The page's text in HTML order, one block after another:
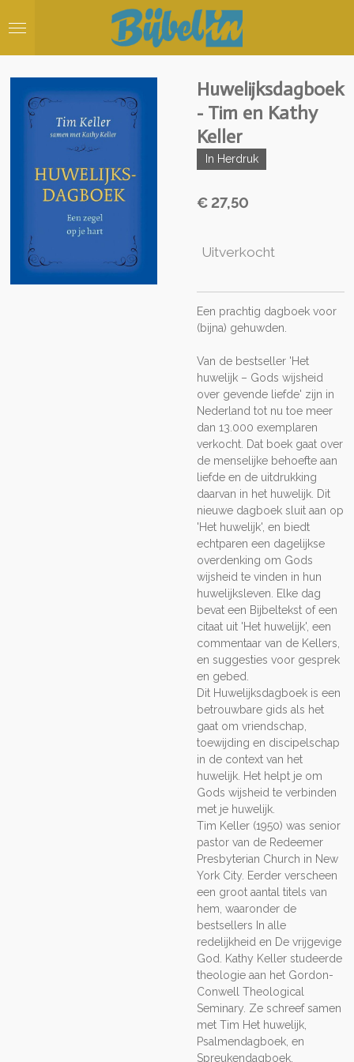
direct
hoofdinhoud
Huwelijksdagboek
- Tim en Kathy
Keller
In Herdruk
€ 27,50
Uitverkocht
Een prachtig dagboek voor
(bijna) gehuwden.
Van de bestseller 'Het
huwelijk – Gods wijsheid
over gevende liefde' zijn in
Nederland tot nu toe meer
dan 13.000 exemplaren
verkocht. Dat boek gaat over
de menselijke behoefte aan
liefde en de uitdrukking
daarvan in het huwelijk. Dit
nieuwe dagboek sluit aan op
'Het huwelijk', en biedt
echtparen een dagelijkse
overdenking om Gods
wijsheid te vinden in hun
huwelijksleven. Elke dag
bevat een Bijbeltekst of een
citaat uit 'Het huwelijk', een
commentaar van de Kellers,
en suggesties voor gesprek
en gebed.
Dit Huwelijksdagboek is een
betrouwbare gids als het
gaat om vriendschap,
toewijding en discipelschap
in de context van het
huwelijk. Het helpt je om
Gods wijsheid te verbinden
met je huwelijk.
Tim Keller (1950) was senior
pastor van de Redeemer
Presbyterian Church in New
York City. Eerder verscheen
een groot aantal titels van
hem, waaronder de
bestsellers In alle
redelijkheid en De vrijgevige
God. Kathy Keller studeerde
theologie aan het Gordon-
Conwell Theological
Seminary. Ze schreef samen
met Tim Het huwelijk,
Psalmendagboek, en
Spreukendagboek.